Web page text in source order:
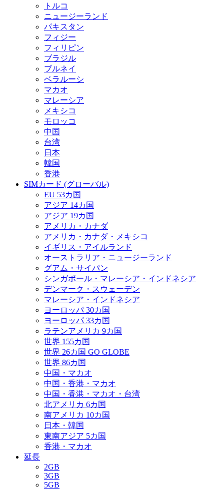
トルコ
ニュージーランド
パキスタン
フィジー
フィリピン
ブラジル
ブルネイ
ベラルーシ
マカオ
マレーシア
メキシコ
モロッコ
中国
台湾
日本
韓国
香港
SIMカード (グローバル)
EU 53カ国
アジア 14カ国
アジア 19カ国
アメリカ・カナダ
アメリカ・カナダ・メキシコ
イギリス・アイルランド
オーストラリア・ニュージーランド
グアム・サイパン
シンガポール・マレーシア・インドネシア
デンマーク・スウェーデン
マレーシア・インドネシア
ヨーロッパ 30カ国
ヨーロッパ 33カ国
ラテンアメリカ 9カ国
世界 155カ国
世界 26カ国 GO GLOBE
世界 86カ国
中国・マカオ
中国・香港・マカオ
中国・香港・マカオ・台湾
北アメリカ 6カ国
南アメリカ 10カ国
日本・韓国
東南アジア 5カ国
香港・マカオ
延長
2GB
3GB
5GB